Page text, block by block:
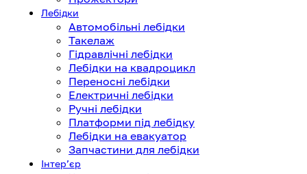
Лебідки
Автомобільні лебідки
Такелаж
Гідравлічні лебідки
Лебідки на квадроцикл
Переносні лебідки
Електричні лебідки
Ручні лебідки
Платформи під лебідку
Лебідки на евакуатор
Запчастини для лебідки
Інтерʼєр